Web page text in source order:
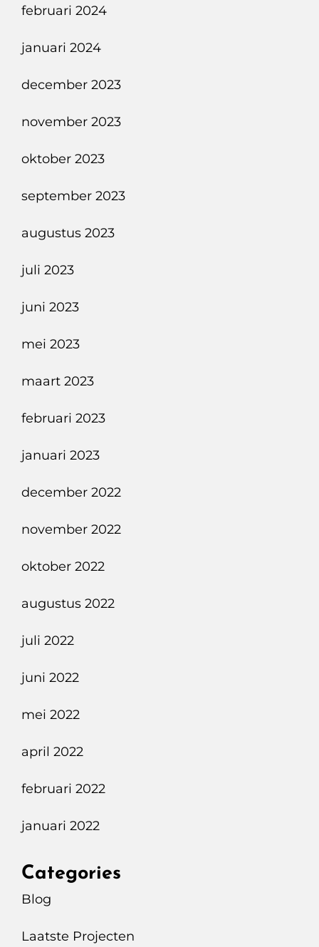
februari 2024
januari 2024
december 2023
november 2023
oktober 2023
september 2023
augustus 2023
juli 2023
juni 2023
mei 2023
maart 2023
februari 2023
januari 2023
december 2022
november 2022
oktober 2022
augustus 2022
juli 2022
juni 2022
mei 2022
april 2022
februari 2022
januari 2022
Categories
Blog
Laatste Projecten